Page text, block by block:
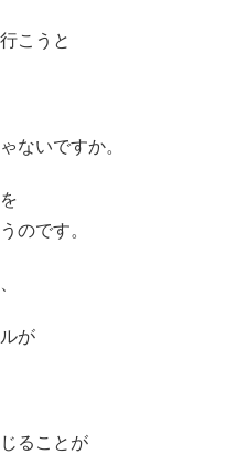
こうと
ないですか。
のです。
が
ることが